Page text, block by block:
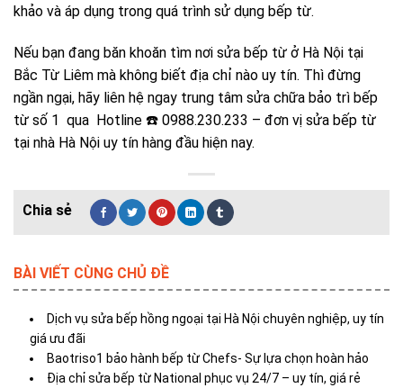
khảo và áp dụng trong quá trình sử dụng bếp từ.
Nếu bạn đang băn khoăn tìm nơi sửa bếp từ ở Hà Nội tại
Bắc Từ Liêm mà không biết địa chỉ nào uy tín. Thì đừng
ngần ngại, hãy liên hệ ngay trung tâm sửa chữa bảo trì bếp
từ số 1 qua Hotline ☎️ 0988.230.233 – đơn vị sửa bếp từ
tại nhà Hà Nội uy tín hàng đầu hiện nay.
BÀI VIẾT CÙNG CHỦ ĐỀ
Dịch vụ sửa bếp hồng ngoại tại Hà Nội chuyên nghiệp, uy tín
giá ưu đãi
Baotriso1 bảo hành bếp từ Chefs- Sự lựa chọn hoàn hảo
Địa chỉ sửa bếp từ National phục vụ 24/7 – uy tín, giá rẻ